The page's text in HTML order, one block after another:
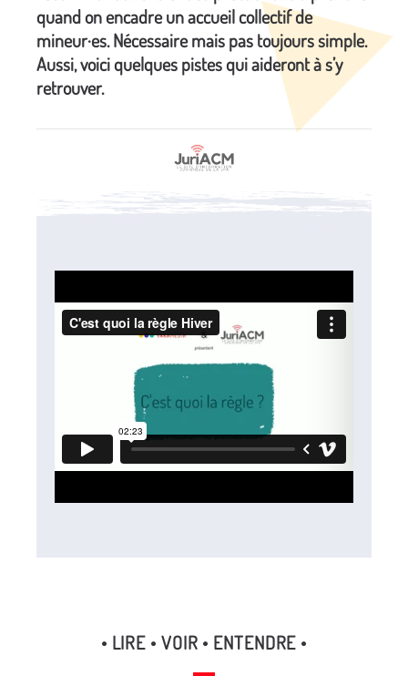
quand on encadre un accueil collectif de
mineur·es. Nécessaire mais pas toujours simple.
Aussi, voici quelques pistes qui aideront à s’y
retrouver.
• LIRE • VOIR • ENTENDRE •